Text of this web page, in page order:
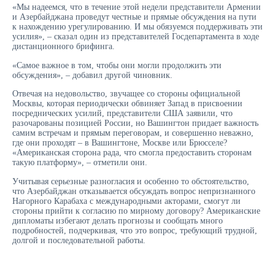
«Мы надеемся, что в течение этой недели представители Армении
и Азербайджана проведут честные и прямые обсуждения на пути
к нахождению урегулированию. И мы обязуемся поддерживать эти
усилия», – сказал один из представителей Госдепартамента в ходе
дистанционного брифинга.
«Самое важное в том, чтобы они могли продолжить эти
обсуждения», – добавил другой чиновник.
Отвечая на недовольство, звучащее со стороны официальной
Москвы, которая периодически обвиняет Запад в присвоении
посреднических усилий, представители США заявили, что
разочарованы позицией России, но Вашингтон придает важность
самим встречам и прямым переговорам, и совершенно неважно,
где они проходят – в Вашингтоне, Москве или Брюсселе?
«Американская сторона рада, что смогла предоставить сторонам
такую платформу», – отметили они.
Учитывая серьезные разногласия и особенно то обстоятельство,
что Азербайджан отказывается обсуждать вопрос непризнанного
Нагорного Карабаха с международными акторами, смогут ли
стороны прийти к согласию по мирному договору? Американские
дипломаты избегают делать прогнозы и сообщать много
подробностей, подчеркивая, что это вопрос, требующий трудной,
долгой и последовательной работы.